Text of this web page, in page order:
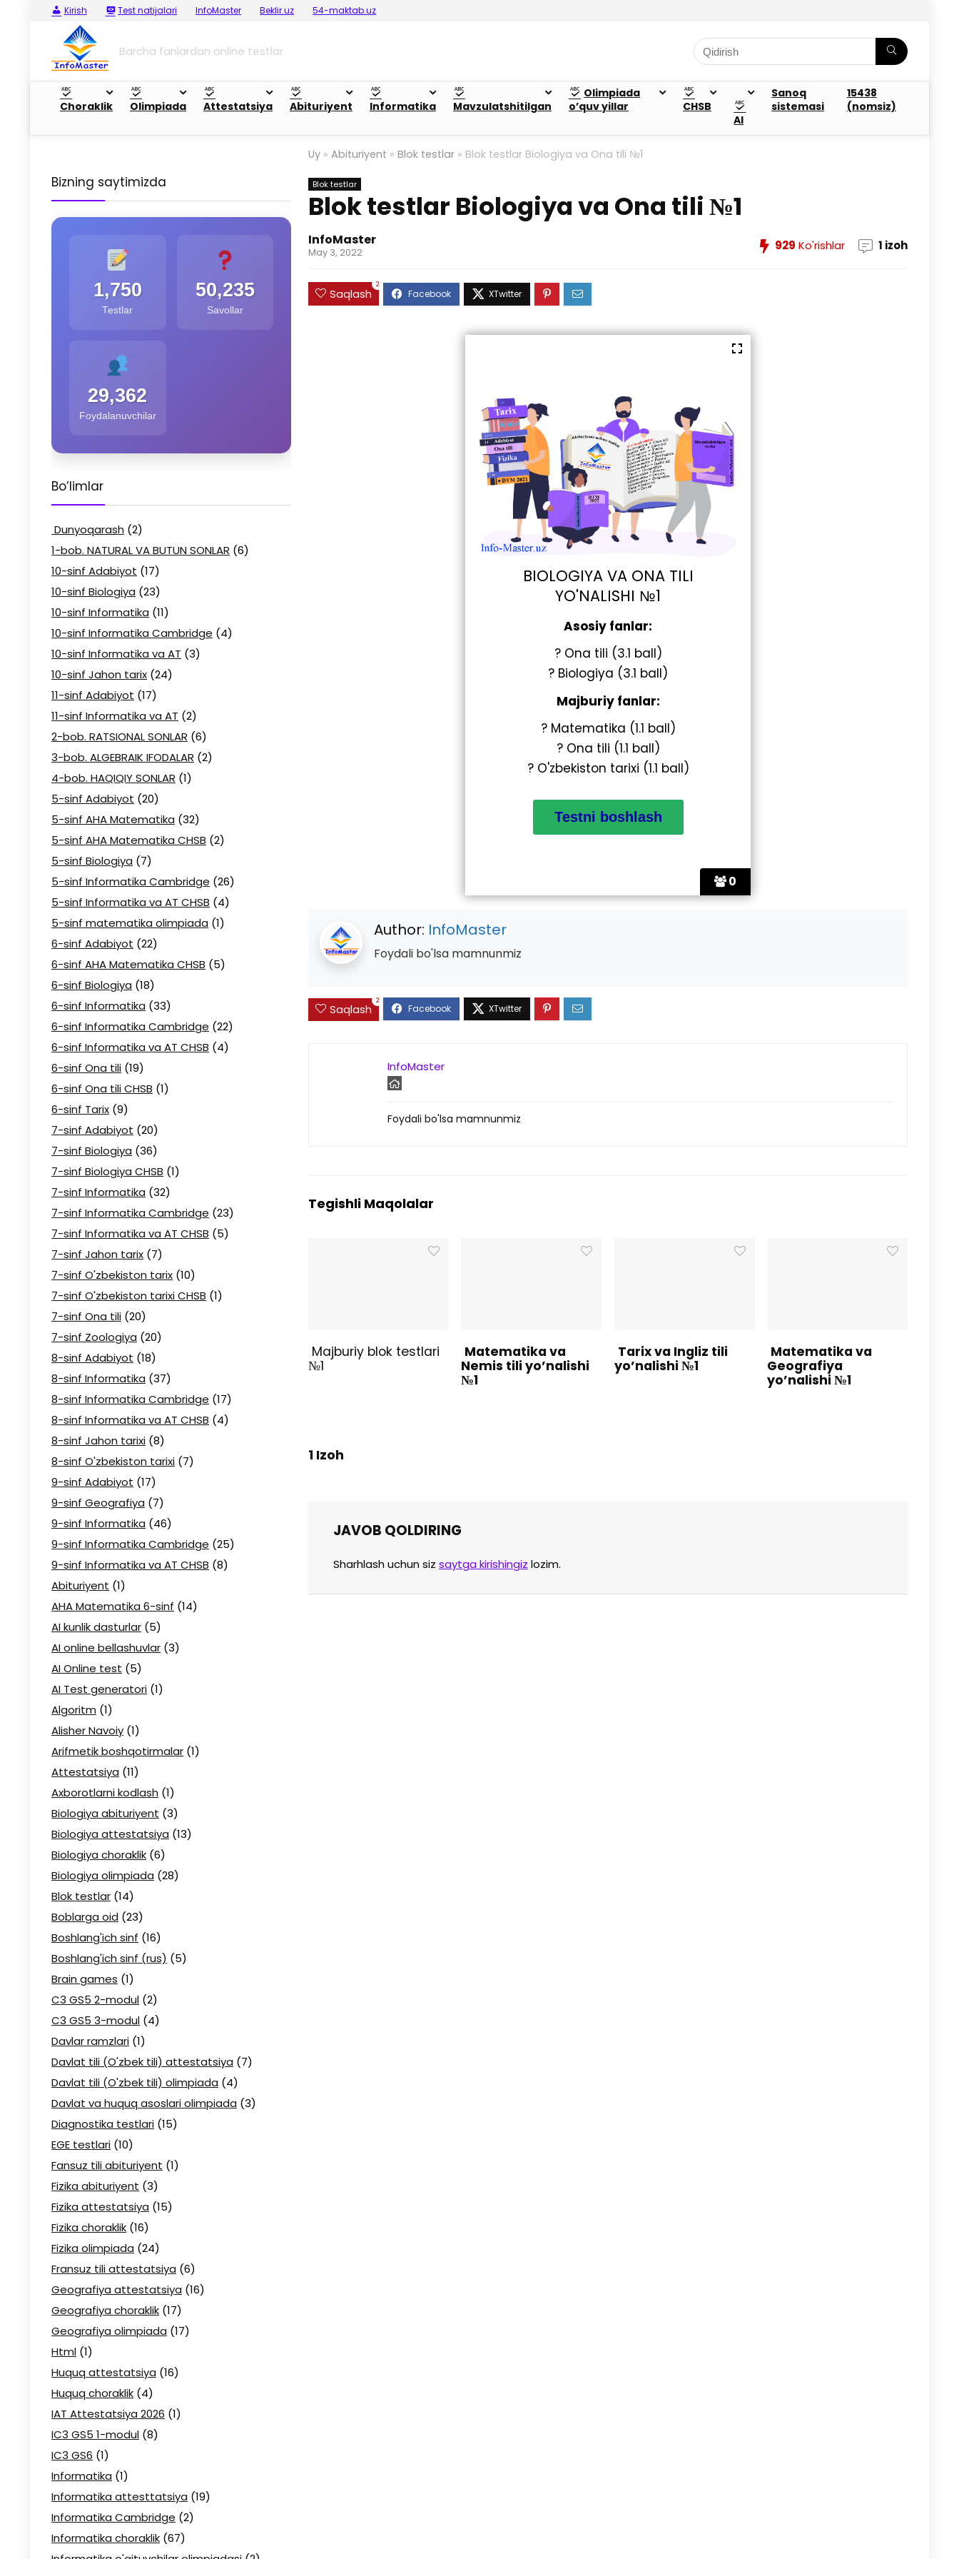
Kirish Test natijalari InfoMaster Beklir.uz 54-maktab.uz
Barcha fanlardan online testlar
Choraklik Olimpiada Attestatsiya Abituriyent Informatika Mavzulatshitilgan
Olimpiada
o’quv yillar
CHSB
AI
Sanoq
sistemasi
15438
(nomsiz)
Uy » Abituriyent » Blok testlar » Blok testlar Biologiya va Ona tili №1
Blok testlar
Blok testlar Biologiya va Ona tili №1
InfoMaster
May 3, 2022 929 Ko'rishlar 1 izoh
Saqlash
2
0
BIOLOGIYA VA ONA TILI
YO'NALISHI №1
Asosiy fanlar:
? Ona tili (3.1 ball)
? Biologiya (3.1 ball)
Majburiy fanlar:
? Matematika (1.1 ball)
? Ona tili (1.1 ball)
? O'zbekiston tarixi (1.1 ball)
Author: InfoMaster
Foydali bo'lsa mamnunmiz
Saqlash
2
InfoMaster
Foydali bo'lsa mamnunmiz
Tegishli Maqolalar
Majburiy blok testlari
№1
Matematika va
Nemis tili yo’nalishi
№1
Tarix va Ingliz tili
yo’nalishi №1
Matematika va
Geografiya
yo’nalishi №1
1 Izoh
JAVOB QOLDIRING
Sharhlash uchun siz saytga kirishingiz lozim.
Bizning saytimizda
1,750
Testlar
50,235
Savollar
29,362
Foydalanuvchilar
Bo’limlar
Dunyoqarash (2)
1-bob. NATURAL VA BUTUN SONLAR (6)
10-sinf Adabiyot (17)
10-sinf Biologiya (23)
10-sinf Informatika (11)
10-sinf Informatika Cambridge (4)
10-sinf Informatika va AT (3)
10-sinf Jahon tarix (24)
11-sinf Adabiyot (17)
11-sinf Informatika va AT (2)
2-bob. RATSIONAL SONLAR (6)
3-bob. ALGEBRAIK IFODALAR (2)
4-bob. HAQIQIY SONLAR (1)
5-sinf Adabiyot (20)
5-sinf AHA Matematika (32)
5-sinf AHA Matematika CHSB (2)
5-sinf Biologiya (7)
5-sinf Informatika Cambridge (26)
5-sinf Informatika va AT CHSB (4)
5-sinf matematika olimpiada (1)
6-sinf Adabiyot (22)
6-sinf AHA Matematika CHSB (5)
6-sinf Biologiya (18)
6-sinf Informatika (33)
6-sinf Informatika Cambridge (22)
6-sinf Informatika va AT CHSB (4)
6-sinf Ona tili (19)
6-sinf Ona tili CHSB (1)
6-sinf Tarix (9)
7-sinf Adabiyot (20)
7-sinf Biologiya (36)
7-sinf Biologiya CHSB (1)
7-sinf Informatika (32)
7-sinf Informatika Cambridge (23)
7-sinf Informatika va AT CHSB (5)
7-sinf Jahon tarix (7)
7-sinf O'zbekiston tarix (10)
7-sinf O'zbekiston tarixi CHSB (1)
7-sinf Ona tili (20)
7-sinf Zoologiya (20)
8-sinf Adabiyot (18)
8-sinf Informatika (37)
8-sinf Informatika Cambridge (17)
8-sinf Informatika va AT CHSB (4)
8-sinf Jahon tarixi (8)
8-sinf O'zbekiston tarixi (7)
9-sinf Adabiyot (17)
9-sinf Geografiya (7)
9-sinf Informatika (46)
9-sinf Informatika Cambridge (25)
9-sinf Informatika va AT CHSB (8)
Abituriyent (1)
AHA Matematika 6-sinf (14)
AI kunlik dasturlar (5)
AI online bellashuvlar (3)
AI Online test (5)
AI Test generatori (1)
Algoritm (1)
Alisher Navoiy (1)
Arifmetik boshqotirmalar (1)
Attestatsiya (11)
Axborotlarni kodlash (1)
Biologiya abituriyent (3)
Biologiya attestatsiya (13)
Biologiya choraklik (6)
Biologiya olimpiada (28)
Blok testlar (14)
Boblarga oid (23)
Boshlang'ich sinf (16)
Boshlang'ich sinf (rus) (5)
Brain games (1)
C3 GS5 2-modul (2)
C3 GS5 3-modul (4)
Davlar ramzlari (1)
Davlat tili (O'zbek tili) attestatsiya (7)
Davlat tili (O'zbek tili) olimpiada (4)
Davlat va huquq asoslari olimpiada (3)
Diagnostika testlari (15)
EGE testlari (10)
Fansuz tili abituriyent (1)
Fizika abituriyent (3)
Fizika attestatsiya (15)
Fizika choraklik (16)
Fizika olimpiada (24)
Fransuz tili attestatsiya (6)
Geografiya attestatsiya (16)
Geografiya choraklik (17)
Geografiya olimpiada (17)
Html (1)
Huquq attestatsiya (16)
Huquq choraklik (4)
IAT Attestatsiya 2026 (1)
IC3 GS5 1-modul (8)
IC3 GS6 (1)
Informatika (1)
Informatika attesttatsiya (19)
Informatika Cambridge (2)
Informatika choraklik (67)